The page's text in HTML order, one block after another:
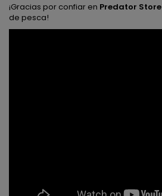
¡Gracias por confiar en Predator Store
de pesca!